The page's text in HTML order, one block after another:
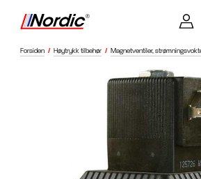
Forsiden / Høytrykk tilbehør / Magnetventiler,